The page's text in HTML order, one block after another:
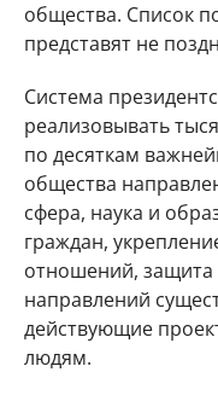
общества. Список
представят не
Система
реализовывать
по десяткам
общества
сфера, наука и
граждан,
отношений, защита
направлений
действующие
людям.